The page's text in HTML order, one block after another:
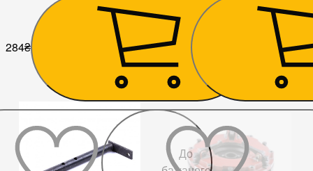
284₴ 3 530
До